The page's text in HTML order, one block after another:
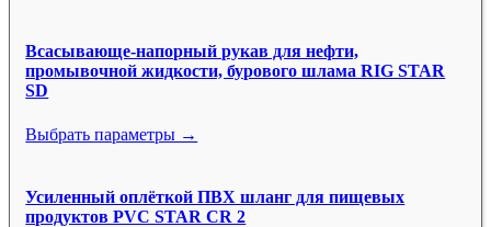
Всасывающе-напорный рукав для нефти,
промывочной жидкости, бурового шлама RIG STAR
SD
Выбрать параметры →
Усиленный оплёткой ПВХ шланг для пищевых
продуктов PVC STAR CR 2